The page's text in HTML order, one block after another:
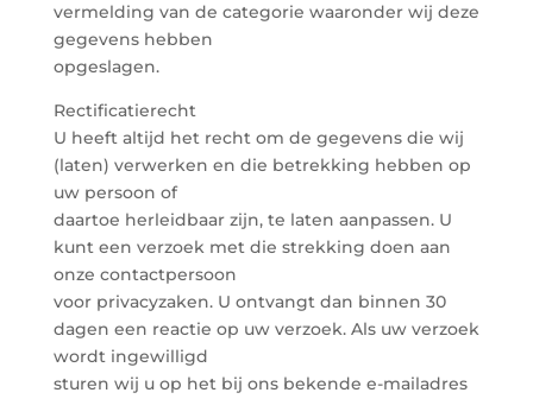
vermelding van de categorie waaronder wij deze
gegevens hebben
opgeslagen.
Rectificatierecht
U heeft altijd het recht om de gegevens die wij
(laten) verwerken en die betrekking hebben op
uw persoon of
daartoe herleidbaar zijn, te laten aanpassen. U
kunt een verzoek met die strekking doen aan
onze contactpersoon
voor privacyzaken. U ontvangt dan binnen 30
dagen een reactie op uw verzoek. Als uw verzoek
wordt ingewilligd
sturen wij u op het bij ons bekende e-mailadres